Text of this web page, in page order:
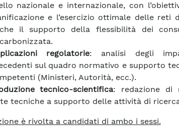
nazionale e internazionale, con
e l’esercizio ottimale delle reti
il supporto della flessibilità dei
regolatorie: analisi degli
sul quadro normativo e supporto
(Ministeri, Autorità, ecc.).
tecnico-scientifica: redazione di
tecniche a supporto delle attività di
è rivolta a candidati di ambo i sessi.